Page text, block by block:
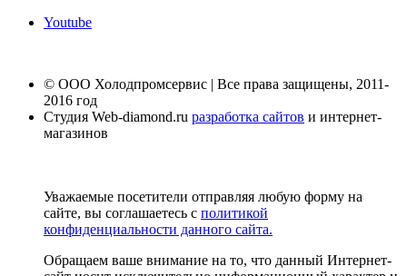
Youtube
© ООО Холодпромсервис | Все права защищены, 2011-
2016 год
Студия Web-diamond.ru разработка сайтов и интернет-
магазинов
Уважаемые посетители отправляя любую форму на
сайте, вы соглашаетесь с политикой
конфиденциальности данного сайта.
Обращаем ваше внимание на то, что данный Интернет-